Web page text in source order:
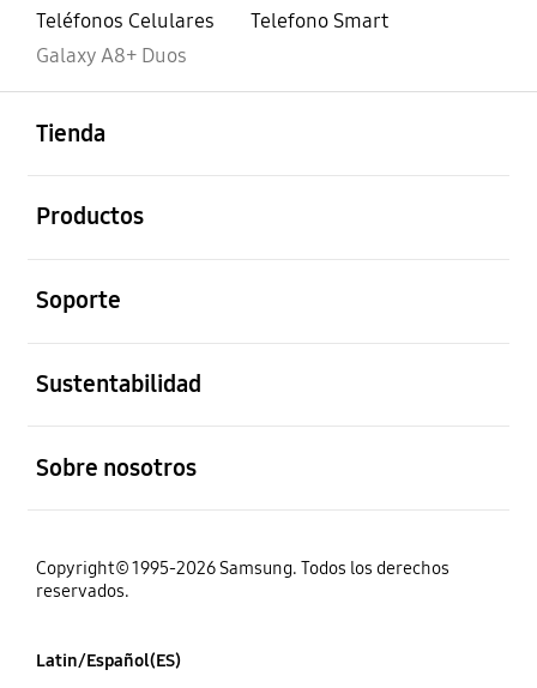
Teléfonos Celulares
Telefono Smart
Galaxy A8+ Duos
Tienda
Productos
Soporte
Sustentabilidad
Sobre nosotros
Copyright© 1995-2026 Samsung. Todos los derechos
reservados.
Latin/Español(ES)